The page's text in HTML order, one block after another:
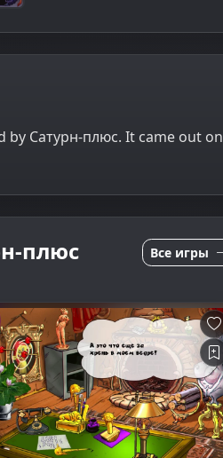
by Сатурн-плюс. It came out on
плюс Все игры